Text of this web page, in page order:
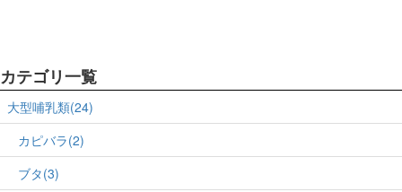
カテゴリ一覧
大型哺乳類(24)
カピバラ(2)
ブタ(3)